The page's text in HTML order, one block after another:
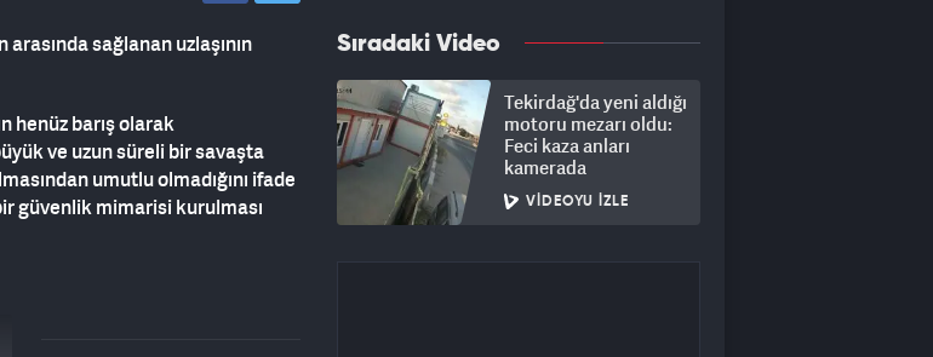
sağlanan uzlaşının
henüz barış olarak
ve uzun süreli bir savaşta
umutlu olmadığını ifade
güvenlik mimarisi kurulması
Sıradaki Video
Tekirdağ'da yeni aldığı
motoru mezarı oldu:
Feci kaza anları
kamerada
VIDEOYU İZLE